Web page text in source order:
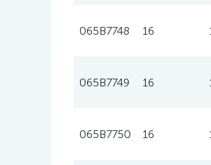
065B7748 16
065B7749 16
065B7750 16